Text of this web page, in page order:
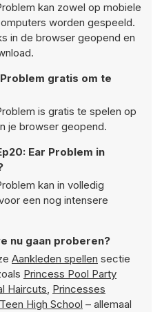
kan zowel op mobiele
worden gespeeld.
in de browser geopend en
gratis om te
is gratis te spelen op
je browser geopend.
Ear Problem in
kan in volledig
een nog intensere
nu gaan proberen?
Aankleden spellen sectie
Princess Pool Party
Haircuts, Princesses
Teen High School – allemaal